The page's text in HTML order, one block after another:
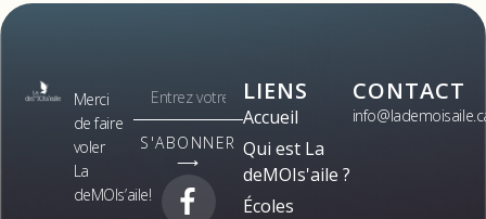
Merci
de faire
voler
La
deMOIs’aile!
S'ABONNER
⟶
LIENS
Accueil
Qui est La
deMOIs'aile ?
Écoles
CONTACT